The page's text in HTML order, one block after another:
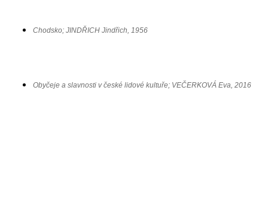
Chodsko; JINDŘICH Jindřich, 1956
Obyčeje a slavnosti v české lidové kultuře; VEČERKOVÁ Eva, 2016